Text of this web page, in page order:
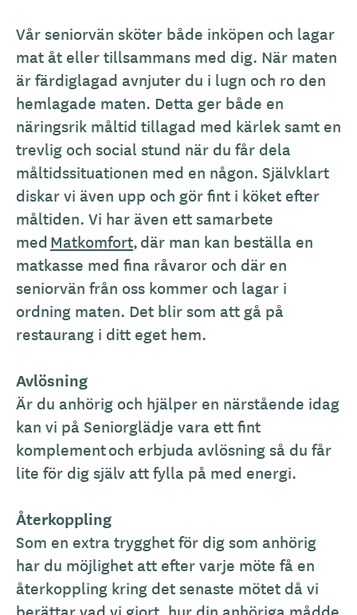
Vår seniorvän sköter både inköpen och lagar
mat åt eller tillsammans med dig. När maten
är färdiglagad avnjuter du i lugn och ro den
hemlagade maten. Detta ger både en
näringsrik måltid tillagad med kärlek samt en
trevlig och social stund när du får dela
måltidssituationen med en någon. Självklart
diskar vi även upp och gör fint i köket efter
måltiden. Vi har även ett samarbete
medMatkomfort,där man kan beställa en
matkasse med fina råvaror och där en
seniorvän från oss kommer och lagar i
ordning maten. Det blir som att gå på
restaurang i ditt eget hem.
Avlösning
Är du anhörig och hjälper en närstående idag
kan vi på Seniorglädje vara ett fint
komplement och erbjuda avlösning så du får
lite för dig själv att fylla på med energi.
Återkoppling
Som en extra trygghet för dig som anhörig
har du möjlighet att efter varje möte få en
återkoppling kring det senaste mötet då vi